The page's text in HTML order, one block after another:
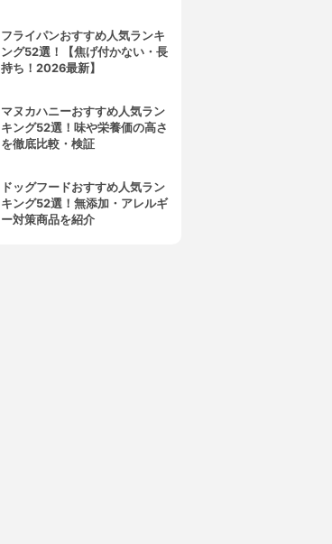
フライパンおすすめ人気ランキ
ング52選！【焦げ付かない・長
持ち！2026最新】
マヌカハニーおすすめ人気ラン
キング52選！味や栄養価の高さ
を徹底比較・検証
ドッグフードおすすめ人気ラン
キング52選！無添加・アレルギ
ー対策商品を紹介